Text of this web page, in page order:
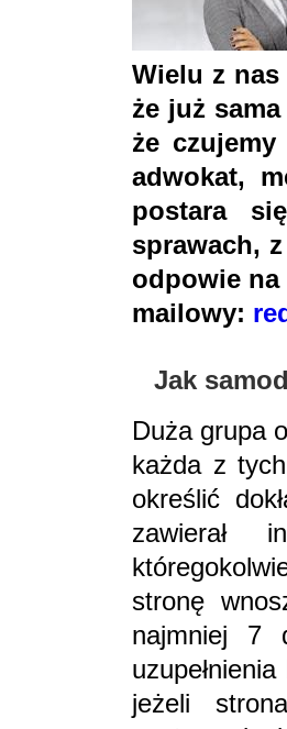
Wielu z
że już
że
adwokat,
postara
sprawach,
odpowie na
mailowy:
Jak
Duża grupa
każda z
określić
zawierał
stronę
najmniej 7
jeżeli